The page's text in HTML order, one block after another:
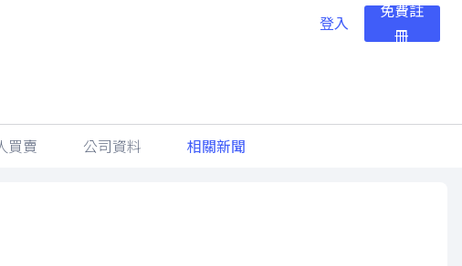
登入
免費註
冊
買賣 公司資料 相關新聞